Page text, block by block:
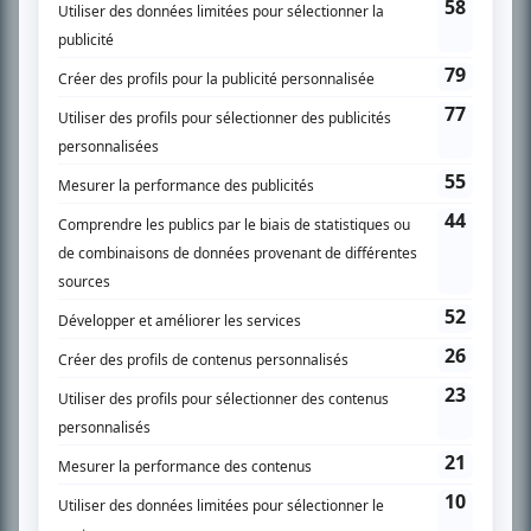
SUR LE RÉSEAU BIZZ MÉDIA
Accueil
Liste des oeuvres
Liste des comédiens
Recherche avancée
À propos
Nous contacter
Termes et conditions
Politique de confidentialité